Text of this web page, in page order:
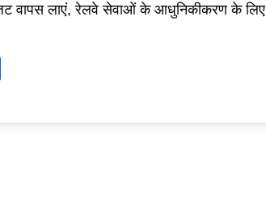
वापस लाएं, रेलवे सेवाओं के आधुनिकीकरण के लिए